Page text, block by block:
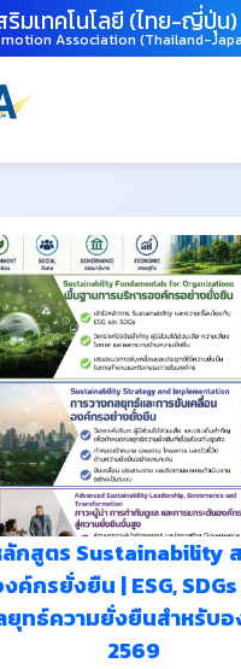
มเทคโนโลยี (ไทย-ญี่ปุ่น)
Association (Thailand-
กสูตร Sustainability
ค์กรยั่งยืน | ESG, SDGs
ยุทธ์ความยั่งยืนสำหรับ
2569